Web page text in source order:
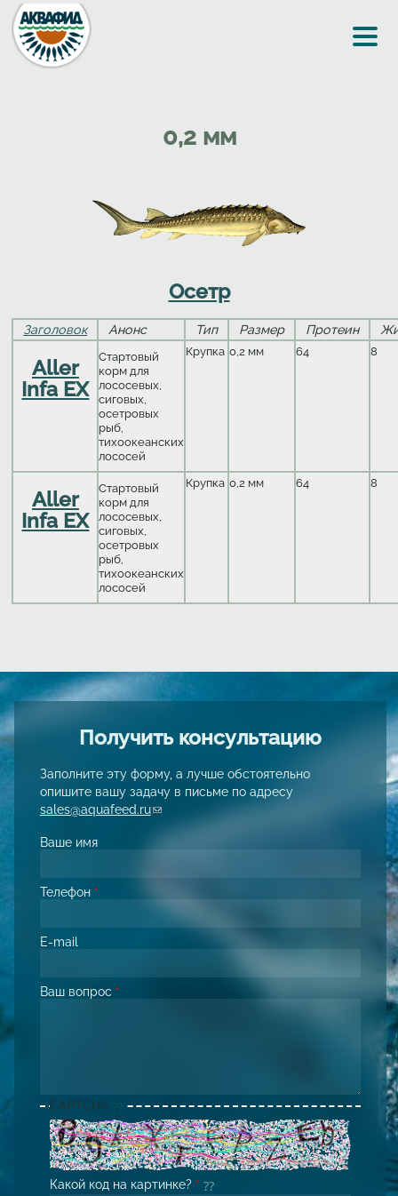
Перейти к основному содержанию
0,2 мм
Осетр
Заголовок Анонс Тип Размер Протеин
Aller
Infa EX
Стартовый
корм для
лососевых,
сиговых,
осетровых
рыб,
тихоокеанских
лососей
Крупка 0,2 мм 64 8
Aller
Infa EX
Стартовый
корм для
лососевых,
сиговых,
осетровых
рыб,
тихоокеанских
лососей
Крупка 0,2 мм 64 8
Получить консультацию
Заполните эту форму, а лучше обстоятельно
опишите вашу задачу в письме по адресу
sales@aquafeed.ru(link sends e-mail)
Ваше имя
Телефон *
E-mail
Ваш вопрос *
CAPTCHA
Какой код на картинке? *